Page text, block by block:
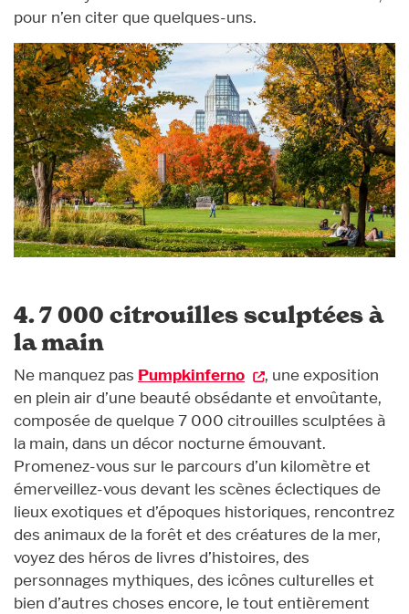
pour n’en citer que quelques-uns.
4. 7 000 citrouilles sculptées à
la main
Ne manquez pas Pumpkinferno
, une exposition
en plein air d’une beauté obsédante et envoûtante,
composée de quelque 7 000 citrouilles sculptées à
la main, dans un décor nocturne émouvant.
Promenez-vous sur le parcours d’un kilomètre et
émerveillez-vous devant les scènes éclectiques de
lieux exotiques et d’époques historiques, rencontrez
des animaux de la forêt et des créatures de la mer,
voyez des héros de livres d’histoires, des
personnages mythiques, des icônes culturelles et
bien d’autres choses encore, le tout entièrement